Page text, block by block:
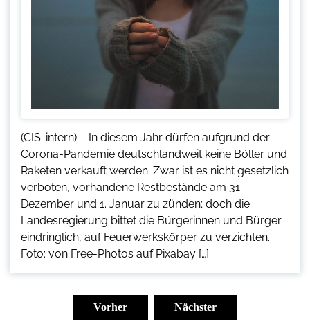
(CIS-intern) – In diesem Jahr dürfen aufgrund der
Corona-Pandemie deutschlandweit keine Böller und
Raketen verkauft werden. Zwar ist es nicht gesetzlich
verboten, vorhandene Restbestände am 31.
Dezember und 1. Januar zu zünden; doch die
Landesregierung bittet die Bürgerinnen und Bürger
eindringlich, auf Feuerwerkskörper zu verzichten.
Foto: von Free-Photos auf Pixabay […]
Vorher Nächster